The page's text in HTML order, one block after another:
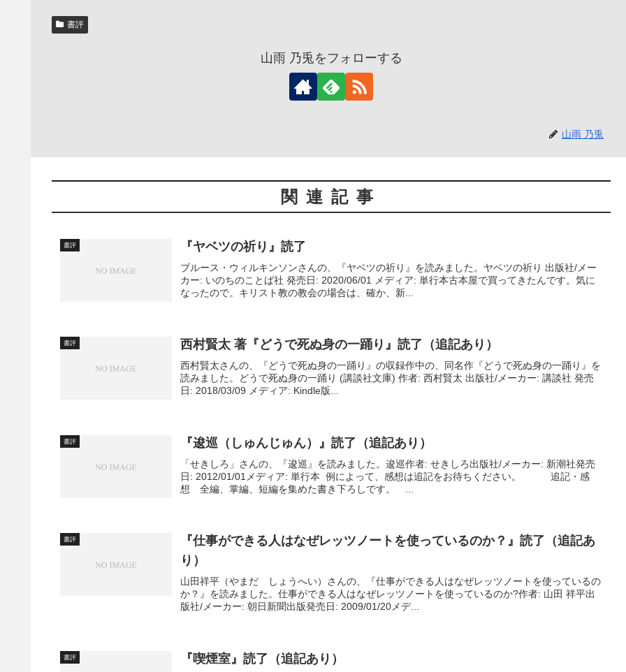
書評
山雨 乃兎をフォローする
山雨 乃兎
関連記事
書評 『ヤベツの祈り』読了
ブルース・ウィルキンソンさんの、『ヤベツの祈り』を読みました。ヤベツの祈り 出版社/メー
カー: いのちのことば社 発売日: 2020/06/01 メディア: 単行本古本屋で買ってきたんです。気に
なったので。キリスト教の教会の場合は、確か、新...
書評 西村賢太 著『どうで死ぬ身の一踊り』読了（追記あり）
西村賢太さんの、『どうで死ぬ身の一踊り』の収録作中の、同名作『どうで死ぬ身の一踊り』を
読みました。どうで死ぬ身の一踊り (講談社文庫) 作者: 西村賢太 出版社/メーカー: 講談社 発売
日: 2018/03/09 メディア: Kindle版...
書評 『逡巡（しゅんじゅん）』読了（追記あり）
「せきしろ」さんの、『逡巡』を読みました。逡巡作者: せきしろ出版社/メーカー: 新潮社発売
日: 2012/01/01メディア: 単行本 例によって、感想は追記をお待ちください。 追記・感
想 全編、掌編、短編を集めた書き下ろしです。 ...
書評
『仕事ができる人はなぜレッツノートを使っているのか？』読了（追記あ
り）
山田祥平（やまだ しょうへい）さんの、『仕事ができる人はなぜレッツノートを使っているの
か？』を読みました。仕事ができる人はなぜレッツノートを使っているのか?作者: 山田 祥平出
版社/メーカー: 朝日新聞出版発売日: 2009/01/20メデ...
書評 『喫煙室』読了（追記あり）